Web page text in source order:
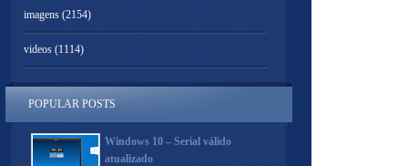
imagens (2154)
videos (1114)
POPULAR POSTS
Windows 10 – Serial válido
atualizado